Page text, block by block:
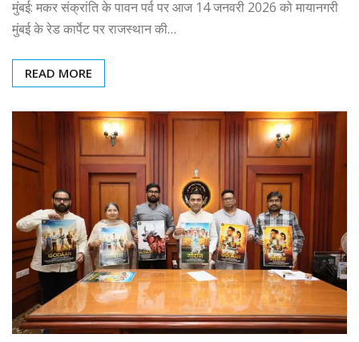
मुंबई: मकर संक्रांति के पावन पर्व पर आज 14 जनवरी 2026 को मायानगरी
मुंबई के रेड कार्पेट पर राजस्थान की…
READ MORE